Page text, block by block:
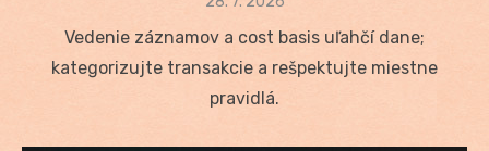
Vedenie záznamov a cost basis uľahčí dane;
kategorizujte transakcie a rešpektujte miestne
pravidlá.